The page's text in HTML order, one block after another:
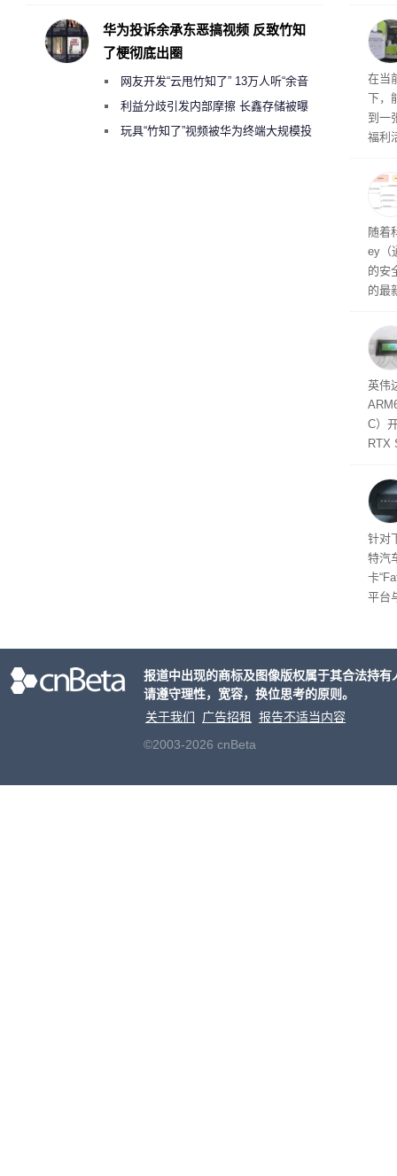
在当
下，
到一
福利
州
家
这一
（
户
随着
ey（
的安
的最
内
以利
并
在线
件是
软件
态
英伟
C）
RTX
将
的技
起
针对
特汽
卡
平台
华为投诉余承东恶搞视频 反致竹知
了梗彻底出圈
网友开发“云甩竹知了” 13万人听“余音
绕梁”利益分歧引发内部摩擦 长鑫存储被曝
曾将华为驻场工程师驱逐出研发基地
玩具“竹知了”视频被华为终端大规模投
报道中出现的商标及图像版权属于其合法持
请遵守理性，宽容，换位思考的原则。
关于我们
广告招租
报告不适当内容
©2003-2026 cnBeta